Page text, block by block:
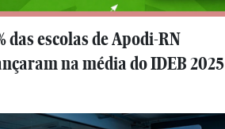
das escolas de Apodi-RN
na média do IDEB 2025